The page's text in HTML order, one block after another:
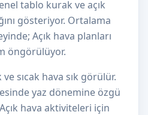
tablo kurak ve açık
gösteriyor. Ortalama
Açık hava planları
öngörülüyor.
sıcak hava sık görülür.
yaz dönemine özgü
hava aktiviteleri için